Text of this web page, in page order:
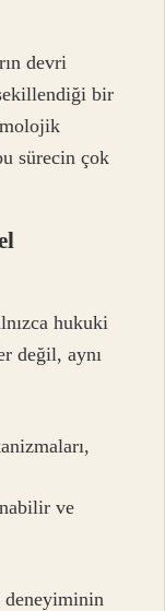
devri
bir
sürecin çok
hukuki
değil, aynı
ve
deneyiminin